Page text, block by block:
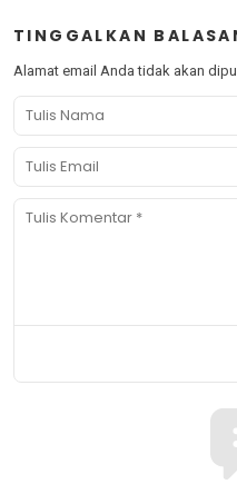
TINGGALKAN
Alamat email Anda tidak akan